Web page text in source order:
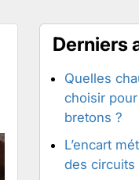
Derniers
Quelles
choisir
bretons ?
L’encart
des circuits